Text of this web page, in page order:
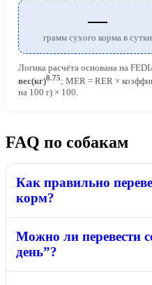
—
грамм сухого корма в сутки
Логика расчёта основана на
вес(кг)0.75; MER = RER ×
на 100 г) × 100.
FAQ по собакам
Как правильно
корм?
Можно ли перевести
день”?